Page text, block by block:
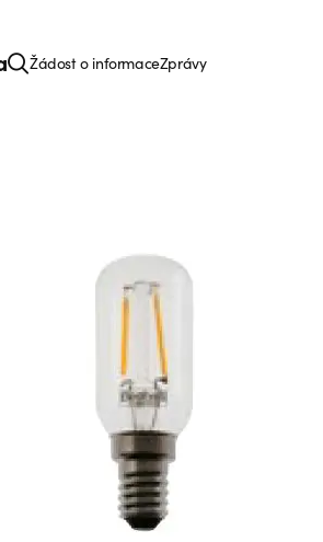
Žádost o informaceZprávy